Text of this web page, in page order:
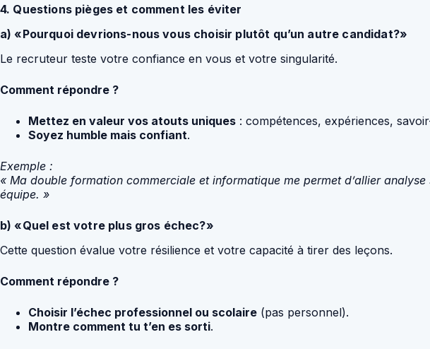
4. Questions pièges et comment les éviter
a) «Pourquoi devrions-nous vous choisir plutôt qu’un autre candidat?»
Le recruteur teste votre confiance en vous et votre singularité.
Comment répondre ?
Mettez en valeur vos atouts uniques : compétences, expériences,
Soyez humble mais confiant.
Exemple :
« Ma double formation commerciale et informatique me permet d’allier
équipe. »
b) «Quel est votre plus gros échec?»
Cette question évalue votre résilience et votre capacité à tirer des leçons.
Comment répondre ?
Choisir l’échec professionnel ou scolaire (pas personnel).
Montre comment tu t’en es sorti.